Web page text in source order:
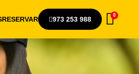
RESERVAR 973 253 988